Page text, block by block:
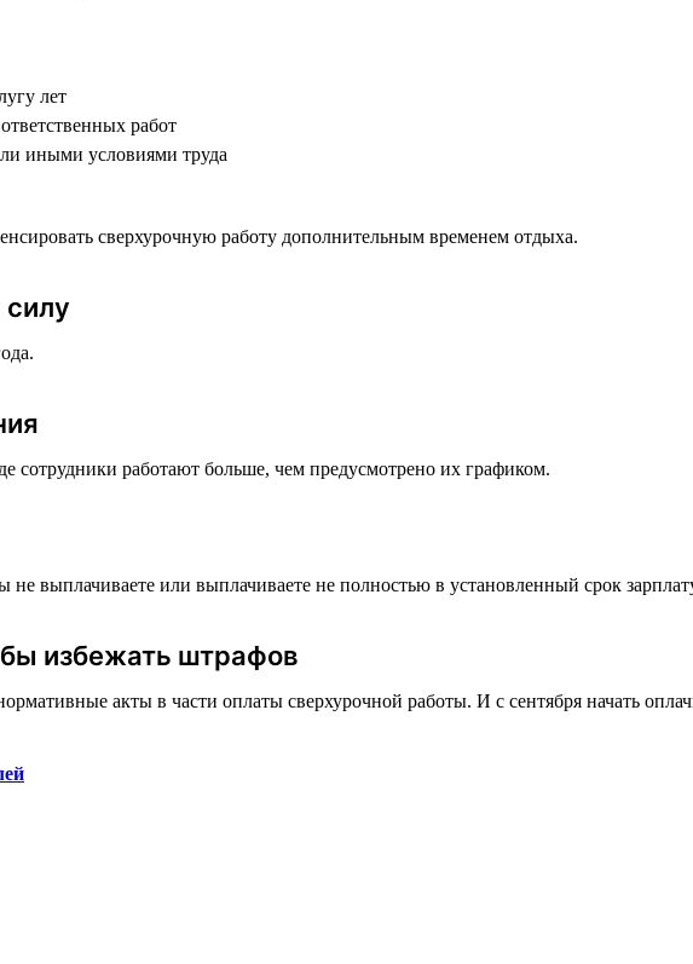
лет
работ
иными условиями труда
сверхурочную работу дополнительным временем отдыха.
силу
сотрудники работают больше, чем предусмотрено их графиком.
выплачиваете или выплачиваете не полностью в установленный срок
избежать штрафов
акты в части оплаты сверхурочной работы. И с сентября начать